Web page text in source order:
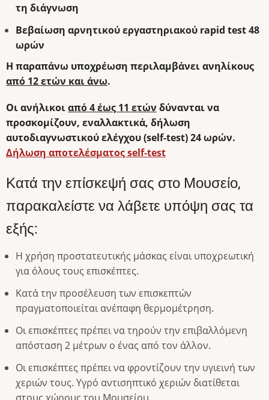
τη διάγνωση
Βεβαίωση αρνητικού εργαστηριακού rapid test 48
ωρών
Η παραπάνω υποχρέωση περιλαμβάνει ανηλίκους
από 12 ετών και άνω.
Οι ανήλικοιαπό 4 έως 11 ετών δύνανται να
προσκομίζουν, εναλλακτικά, δήλωση
αυτοδιαγνωστικού ελέγχου (self-test) 24 ωρών.
Δήλωση αποτελέσματος self-test
Κατά την επίσκεψή σας στο Μουσείο,
παρακαλείστε να λάβετε υπόψη σας τα
εξής:
Η χρήση προστατευτικής μάσκας είναι υποχρεωτική
για όλους τους επισκέπτες.
Κατά την προσέλευση των επισκεπτών
πραγματοποιείται ανέπαφη θερμομέτρηση.
Οι επισκέπτες πρέπει να τηρούν την επιβαλλόμενη
απόσταση 2 μέτρων ο ένας από τον άλλον.
Οι επισκέπτες πρέπει να φροντίζουν την υγιεινή των
χεριών τους. Υγρό αντισηπτικό χεριών διατίθεται